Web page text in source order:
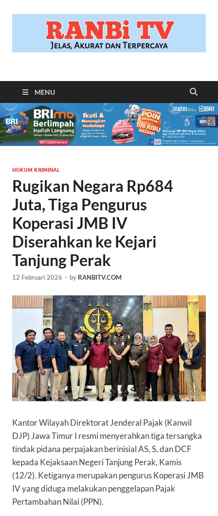
RANBITV.COM
MENU
HUKUM KRIMINAL
Rugikan Negara Rp684
Juta, Tiga Pengurus
Koperasi JMB IV
Diserahkan ke Kejari
Tanjung Perak
12 Februari 2026 - by RANBITV.COM
Kantor Wilayah Direktorat Jenderal Pajak (Kanwil
DJP) Jawa Timur I resmi menyerahkan tiga tersangka
tindak pidana perpajakan berinisial AS, S, dan DCF
kepada Kejaksaan Negeri Tanjung Perak, Kamis
(12/2). Ketiganya merupakan pengurus Koperasi JMB
IV yang diduga melakukan penggelapan Pajak
Pertambahan Nilai (PPN).